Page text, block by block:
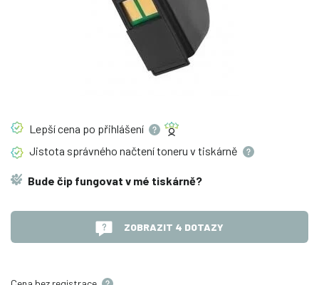
Lepší cena po přihlášení
Jistota správného načtení toneru v tiskárně
Bude čip fungovat v mé tiskárně?
ZOBRAZIT 4 DOTAZY